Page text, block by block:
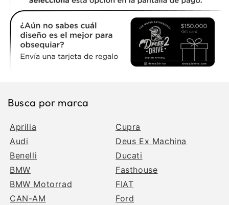
Busca por marca
Aprilia
Audi
Benelli
BMW
BMW Motorrad
CAN-AM
Cupra
Deus Ex Machina
Ducati
Fasthouse
FIAT
Ford